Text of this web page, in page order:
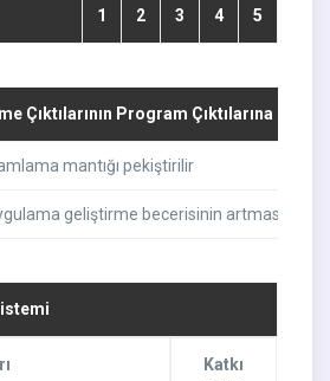
1 2 3 4 5
Çıktılarının Program Çıktılarına Katkısı
mantığı pekiştirilir
geliştirme becerisinin artması
Katkı